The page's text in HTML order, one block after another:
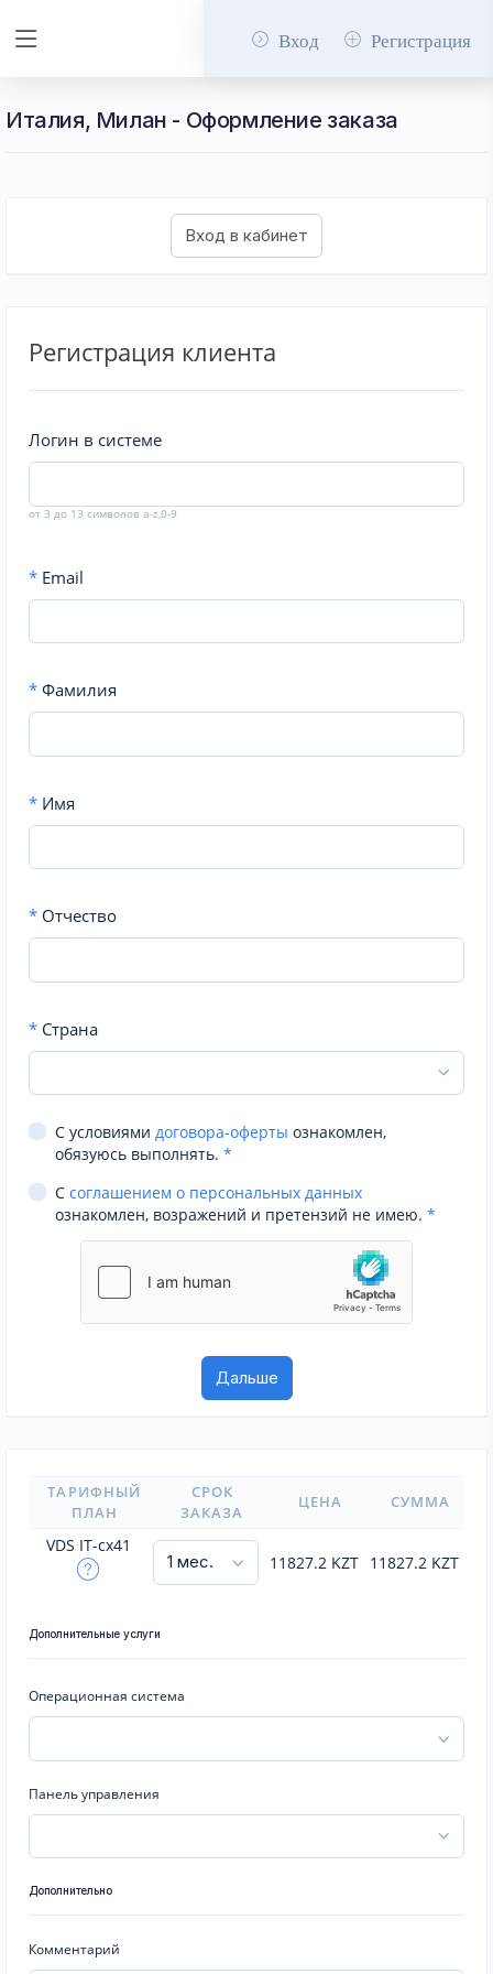
Вход Регистрация
Италия, Милан - Оформление заказа
Регистрация клиента
Логин в системе
от 3 до 13 символов a-z,0-9
* Email
* Фамилия
* Имя
* Отчество
* Страна
С условиями договора-оферты ознакомлен,
обязуюсь выполнять. *
С соглашением о персональных данных
ознакомлен, возражений и претензий не имею. *
ТАРИФНЫЙ
ПЛАН
СРОК
ЗАКАЗА
ЦЕНА СУММА
VDS IT-cx41
11827.2 KZT 11827.2 KZT
Дополнительные услуги
Операционная система
Панель управления
Дополнительно
Комментарий